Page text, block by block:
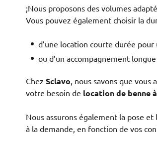
;Nous proposons des volumes
Vous pouvez également choisir la
d’une location courte durée
ou d’un accompagnement
Chez Sclavo, nous savons que vous
votre besoin de location de benne
Nous assurons également la pose
à la demande, en fonction de vos